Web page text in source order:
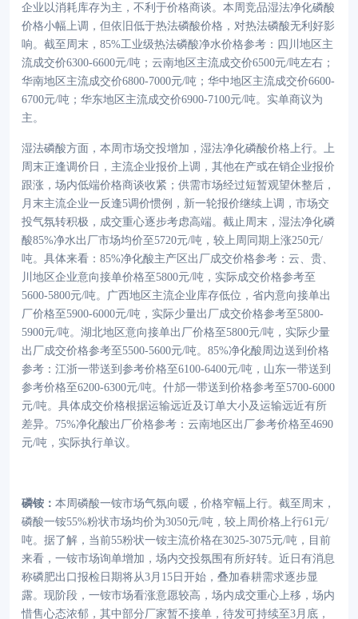
企业以消耗库存为主，不利于价格商谈。本周竞品湿法净化磷酸
价格小幅上调，但依旧低于热法磷酸价格，对热法磷酸无利好影
响。截至周末，85%工业级热法磷酸净水价格参考：四川地区主
流成交价6300-6600元/吨；云南地区主流成交价6500元/吨左右；
华南地区主流成交价6800-7000元/吨；华中地区主流成交价6600-
6700元/吨；华东地区主流成交价6900-7100元/吨。实单商议为
主。
湿法磷酸方面，本周市场交投增加，湿法净化磷酸价格上行。上
周末正逢调价日，主流企业报价上调，其他在产或在销企业报价
跟涨，场内低端价格商谈收紧；供需市场经过短暂观望休整后，
月末主流企业一反逢5调价惯例，新一轮报价继续上调，市场交
投气氛转积极，成交重心逐步考虑高端。截止周末，湿法净化磷
酸85%净水出厂市场均价至5720元/吨，较上周同期上涨250元/
吨。具体来看：85%净化酸主产区出厂成交价格参考：云、贵、
川地区企业意向接单价格至5800元/吨，实际成交价格参考至
5600-5800元/吨。广西地区主流企业库存低位，省内意向接单出
厂价格至5900-6000元/吨，实际少量出厂成交价格参考至5800-
5900元/吨。湖北地区意向接单出厂价格至5800元/吨，实际少量
出厂成交价格参考至5500-5600元/吨。85%净化酸周边送到价格
参考：江浙一带送到参考价格至6100-6400元/吨，山东一带送到
参考价格至6200-6300元/吨。什邡一带送到价格参考至5700-6000
元/吨。具体成交价格根据运输远近及订单大小及运输远近有所
差异。75%净化酸出厂价格参考：云南地区出厂参考价格至4690
元/吨，实际执行单议。
磷铵： 本周磷酸一铵市场气氛向暖，价格窄幅上行。截至周末，
磷酸一铵55%粉状市场均价为3050元/吨，较上周价格上行61元/
吨。据了解，当前55粉状一铵主流价格在3025-3075元/吨，目前
来看，一铵市场询单增加，场内交投氛围有所好转。近日有消息
称磷肥出口报检日期将从3月15日开始，叠加春耕需求逐步显
露。现阶段，一铵市场看涨意愿较高，场内成交重心上移，场内
惜售心态浓郁，其中部分厂家暂不接单，待发可持续至3月底，